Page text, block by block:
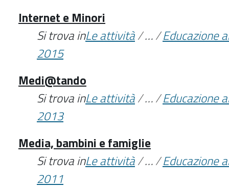
Internet e Minori
Si trova inLe attività/…/Educazione
2015
Medi@tando
Si trova inLe attività/…/Educazione
2013
Media, bambini e famiglie
Si trova inLe attività/…/Educazione
2011